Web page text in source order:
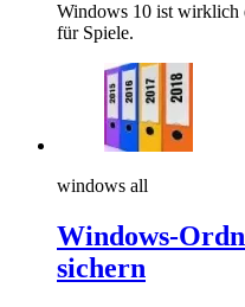
Windows 10 ist wirklich
für Spiele.
windows all
Windows-
sichern